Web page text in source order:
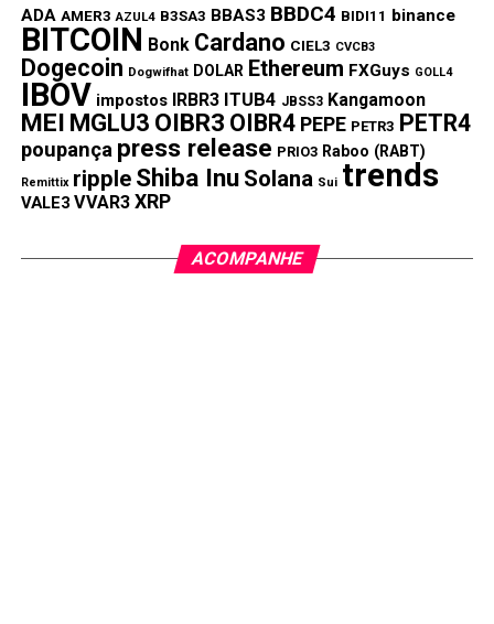
El Salvador e Butão ignoraram os críticos e hoje
faturam com o Bitcoin
NÃO PERCA:
Como proteger seu iPhone contra hacks de
criptomoedas
ADA AMER3 AZUL4 B3SA3 BBAS3 BBDC4 BIDI11 binance
BITCOIN Bonk Cardano CIEL3 CVCB3
Dogecoin Dogwifhat DOLAR Ethereum FXGuys GOLL4
IBOV impostos IRBR3 ITUB4 JBSS3 Kangamoon
MEI MGLU3 OIBR3 OIBR4 PEPE PETR3 PETR4
poupança press release PRIO3 Raboo (RABT)
Remittix ripple Shiba Inu Solana Sui trends
VALE3 VVAR3 XRP
ACOMPANHE